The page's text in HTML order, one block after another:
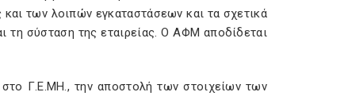
των λοιπών εγκαταστάσεων και τα σχετικά
τη σύσταση της εταιρείας. Ο ΑΦΜ αποδίδεται
στο Γ.Ε.ΜΗ., την αποστολή των στοιχείων των